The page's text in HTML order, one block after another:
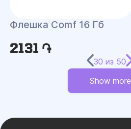
Флешка Comf 16 Гб
2131 ֏
30 из 50
Show more